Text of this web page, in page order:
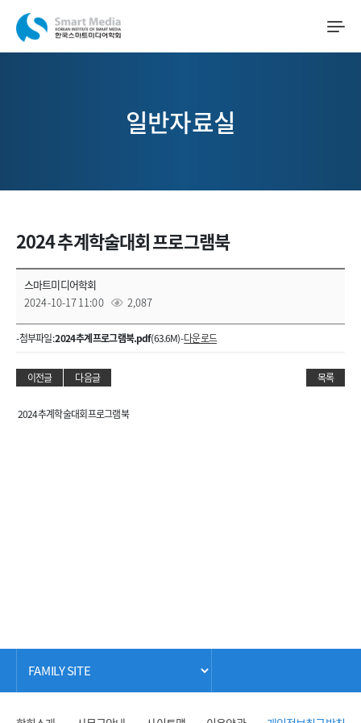
일반자료실
2024 추계학술대회 프로그램북
스마트미디어학회
2024-10-17 11:00
2,087
- 첨부파일 :2024 추계 프로그램북.pdf(63.6M) -다운로드
이전글 다음글 목록
2024 추계학술대회 프로그램북